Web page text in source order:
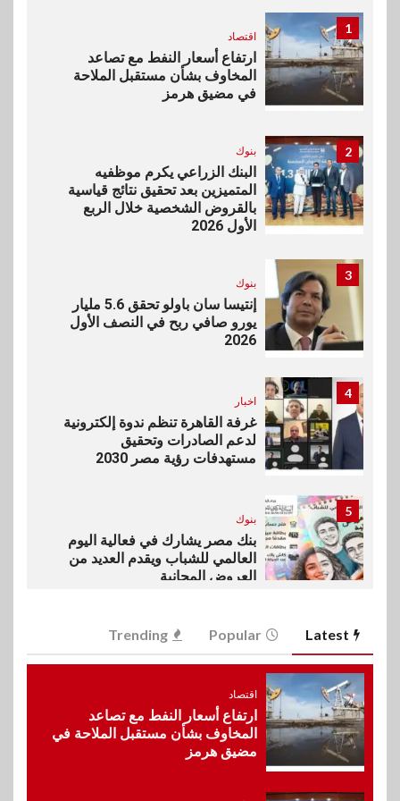
1
اقتصاد
ارتفاع أسعار النفط مع تصاعد
المخاوف بشأن مستقبل الملاحة
في مضيق هرمز
2 بنوك
البنك الزراعي يكرم موظفيه
المتميزين بعد تحقيق نتائج قياسية
بالقروض الشخصية خلال الربع
الأول 2026
3
بنوك
إنتيسا سان باولو تحقق 5.6 مليار
يورو صافي ربح في النصف الأول
2026
4
اخبار
غرفة القاهرة تنظم ندوة إلكترونية
لدعم الصادرات وتحقيق
مستهدفات رؤية مصر 2030
5
بنوك
بنك مصر يشارك في فعالية اليوم
العالمي للشباب ويقدم العديد من
العروض المجانية
6
بنوك
بنك QNB مصر يعزز جاهزية
للنمو والتوسع
اخبار
Latest
Popular
Trending
اقتصاد
ارتفاع أسعار النفط مع تصاعد
المخاوف بشأن مستقبل الملاحة في
مضيق هرمز